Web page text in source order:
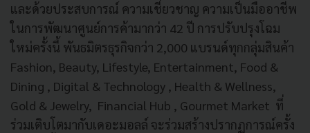
และด้วยประสบการณ์ ความเชี่ยวชาญ ความเป็นมืออาชีพ
ในการพัฒนาศูนย์การค้ามากว่า 42 ปี การปรับปรุงโฉม
ใหม่ครั้งนี้ พันธมิตรธุรกิจกว่า 2,000 แบรนด์ทุกกลุ่มสินค้า
Fashion, Beauty, Lifestyle, Entertainment, Food &
Dining , Digital & Technology , Health & Wellness,
Gold & Jewelry, Financial Hub , Gourmet Market ที่
ร่วมเติบโตมากับเดอะมอลล์ จะร่วมสร้างปรากฏการณ์ครั้ง